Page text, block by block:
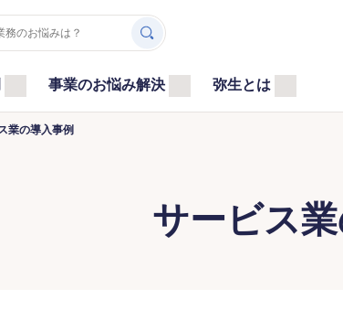
事業のお悩み解決 弥生とは
業の導入事例
サービス